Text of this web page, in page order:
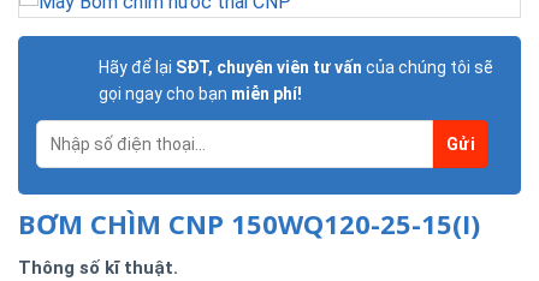
Hãy để lại SĐT, chuyên viên tư vấn của chúng tôi sẽ
gọi ngay cho bạn miễn phí!
BƠM CHÌM CNP 150WQ120-25-15(I)
Thông số kĩ thuật.